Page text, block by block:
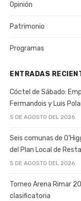
Opinión
Patrimonio
Programas
ENTRADAS
Cóctel de Sábado:
Fermandois y Luis
5 DE AGOSTO DEL 2026
Seis comunas de
del Plan Local de
5 DE AGOSTO DEL 2026
Torneo Arena Rimar
clasificatoria